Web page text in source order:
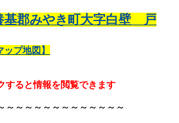
基郡みやき町大字白壁 戸
ップ地図】
すると情報を閲覧できます
～～～～～～～～～～～～～